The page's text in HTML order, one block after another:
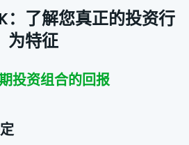
：了解您真正的投资行
为特征
投资组合的回报